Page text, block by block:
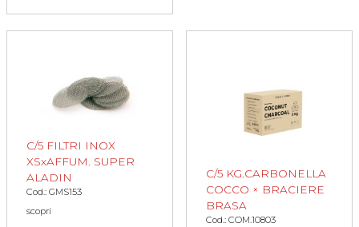
C/5 FILTRI INOX
XSxAFFUM. SUPER
ALADIN
Cod.: GMS153
scopri
C/5 KG.CARBONELLA
COCCO × BRACIERE
BRASA
Cod.: COM.10803